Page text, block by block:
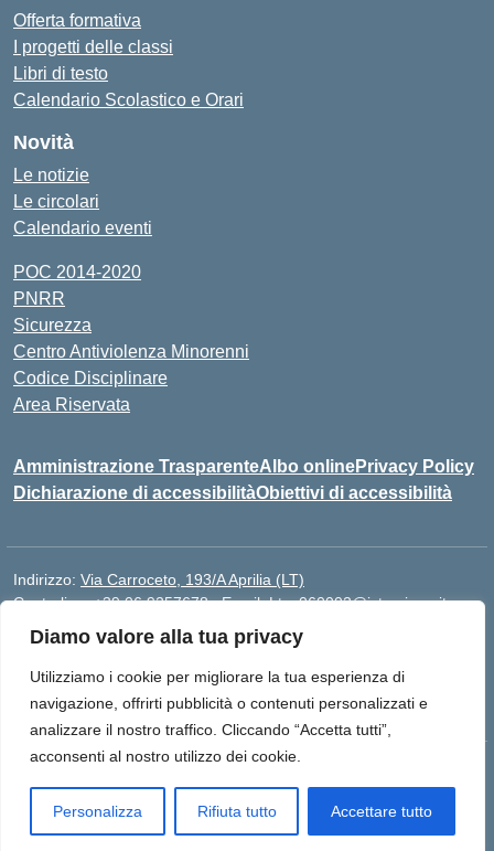
Diamo valore alla tua privacy
Utilizziamo i cookie per migliorare la tua esperienza di
navigazione, offrirti pubblicità o contenuti personalizzati e
analizzare il nostro traffico. Cliccando “Accetta tutti”,
acconsenti al nostro utilizzo dei cookie.
Personalizza Rifiuta tutto Accettare tutto
Offerta formativa
I progetti delle classi
Libri di testo
Calendario Scolastico e Orari
Novità
Le notizie
Le circolari
Calendario eventi
POC 2014-2020
PNRR
Sicurezza
Centro Antiviolenza Minorenni
Codice Disciplinare
Area Riservata
Amministrazione TrasparenteAlbo onlinePrivacy Policy
Dichiarazione di accessibilitàObiettivi di accessibilità
Indirizzo: Via Carroceto, 193/A Aprilia (LT)
Centralino:+39 06 9257678 Email:Ltps060002@istruzione.it
Posta elettronica certificata (PEC):Ltps060002@pec.istruzione.it
Codice meccanografico:
LTPS060002